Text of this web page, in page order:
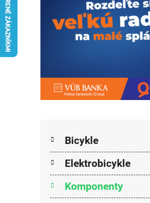
Preskočiť kategórie
Kategórie
Bicykle
Elektrobicykle
Komponenty